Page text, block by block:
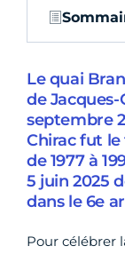
Le quai
de Jacques-
septembre
Chirac fut
de 1977 à
5 juin 2025
dans le 6e
Pour célébrer